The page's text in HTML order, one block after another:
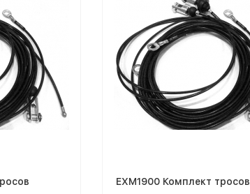
EXM1900 Комплект тросов